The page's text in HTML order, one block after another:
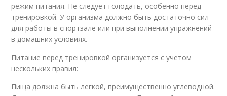
режим питания. Не следует голодать, особенно перед
тренировкой. У организма должно быть достаточно сил
для работы в спортзале или при выполнении упражнений
в домашних условиях.
Питание перед тренировкой организуется с учетом
нескольких правил:
Пища должна быть легкой, преимущественно углеводной.